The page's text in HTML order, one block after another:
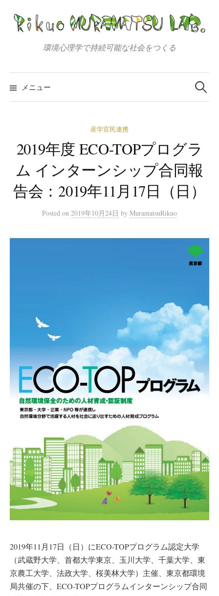
ン
へ
ス
環境心理学で持続可能な社会をつくる
メニュー
検
索:
産学官民連携
2019年度 ECO-TOPプログラ
ム インターンシップ合同報
告会：2019年11月17日（日）
Posted on 2019年10月24日 by MuramatsuRikuo
2019年11月17日（日）にECO-TOPプログラム認定大学
（武蔵野大学、首都大学東京、玉川大学、千葉大学、東
京農工大学、法政大学、桜美林大学）主催、東京都環境
局共催の下、ECO-TOPプログラムインターンシップ合同